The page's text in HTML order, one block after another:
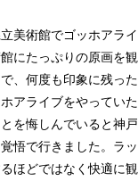
美術館でゴッホアライ
にたっぷりの原画を観
、何度も印象に残った
アライブをやっていた
を悔しんでいると神戸
悟で行きました。ラッ
ほどではなく快適に観